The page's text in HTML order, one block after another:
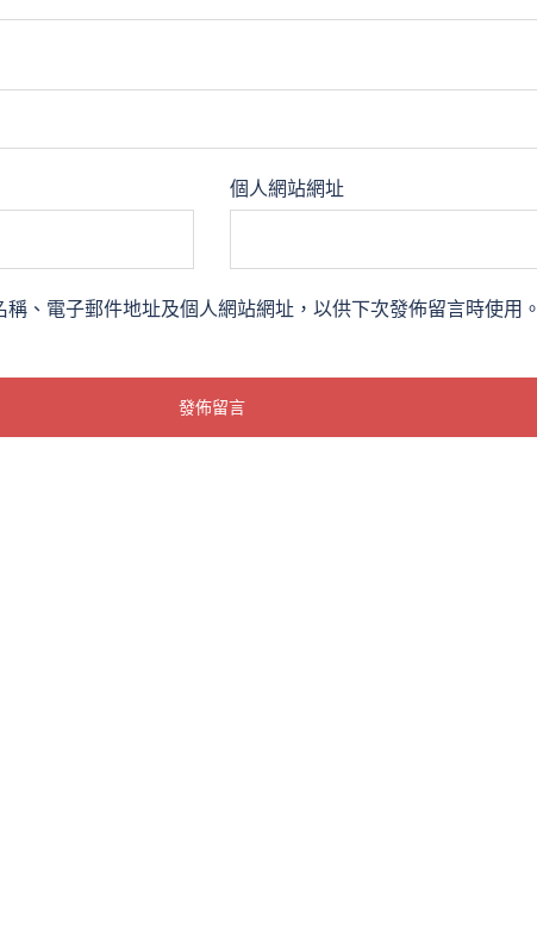
個人網站網址
稱、電子郵件地址及個人網站網址，以供下次發佈留言時使用。